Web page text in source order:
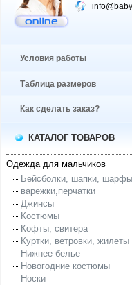
Условия работы
Таблица размеров
Как сделать заказ?
КАТАЛОГ ТОВАРОВ
Одежда для мальчиков
Бейсболки, шапки, шарфы
варежки,перчатки
Джинсы
Костюмы
Кофты, свитера
Куртки, ветровки, жилеты
Нижнее белье
Новогодние костюмы
Носки